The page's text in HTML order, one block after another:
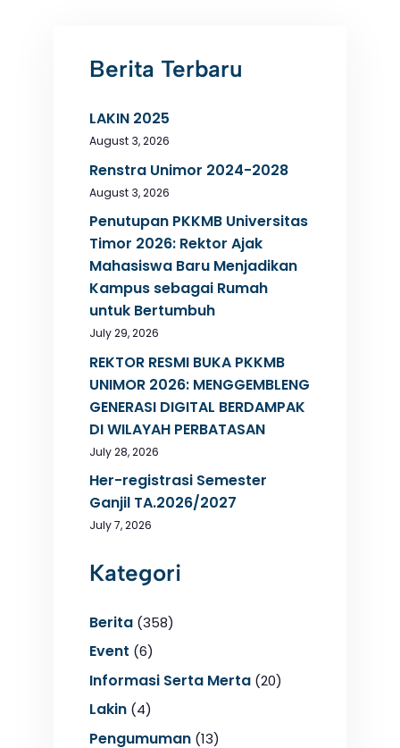
Berita Terbaru
LAKIN 2025
August 3, 2026
Renstra Unimor 2024-2028
August 3, 2026
Penutupan PKKMB Universitas
Timor 2026: Rektor Ajak
Mahasiswa Baru Menjadikan
Kampus sebagai Rumah
untuk Bertumbuh
July 29, 2026
REKTOR RESMI BUKA PKKMB
UNIMOR 2026: MENGGEMBLENG
GENERASI DIGITAL BERDAMPAK
DI WILAYAH PERBATASAN
July 28, 2026
Her-registrasi Semester
Ganjil TA.2026/2027
July 7, 2026
Kategori
Berita(358)
Event (6)
Informasi Serta Merta(20)
Lakin(4)
Pengumuman(13)